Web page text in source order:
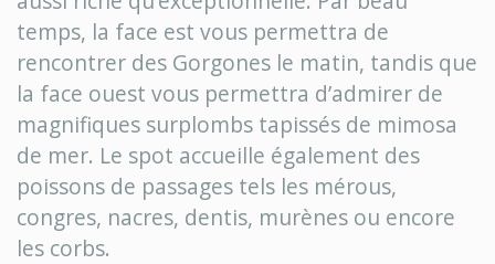
temps, la face est vous permettra de
rencontrer des Gorgones le matin, tandis que
la face ouest vous permettra d’admirer de
magnifiques surplombs tapissés de mimosa
de mer. Le spot accueille également des
poissons de passages tels les mérous,
congres, nacres, dentis, murènes ou encore
les corbs.